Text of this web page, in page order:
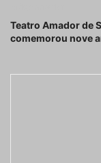
Teatro Amador de
comemorou nove